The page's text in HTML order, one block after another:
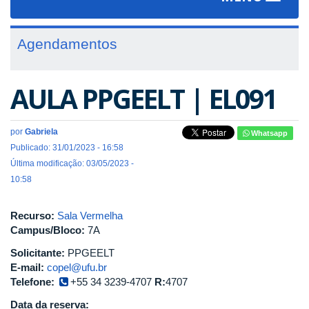
Agendamentos
AULA PPGEELT | EL091
por Gabriela
Publicado: 31/01/2023 - 16:58
Última modificação: 03/05/2023 -
10:58
Whatsapp
Recurso: Sala Vermelha
Campus/Bloco: 7A
Solicitante: PPGEELT
E-mail: copel@ufu.br
Telefone:
+55 34 3239-4707 R:4707
Data da reserva: